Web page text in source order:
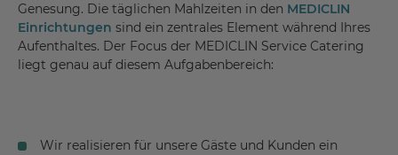
Genesung. Die täglichen Mahlzeiten in den MEDICLIN
Einrichtungen sind ein zentrales Element während Ihres
Aufenthaltes. Der Focus der MEDICLIN Service Catering
liegt genau auf diesem Aufgabenbereich:
Wir realisieren für unsere Gäste und Kunden ein